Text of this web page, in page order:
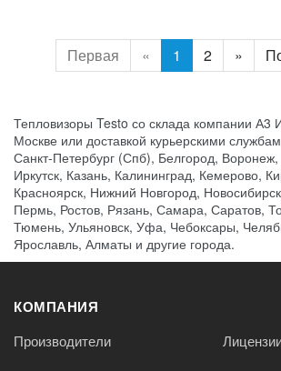
Первая « 1 2 »
Тепловизоры Testo со склада компании А3
Москве или доставкой курьерскими
Санкт-Петербург (Спб), Белгород, Воронеж,
Иркутск, Казань, Калининград, Кемерово,
Красноярск, Нижний Новгород,
Пермь, Ростов, Рязань, Самара, Саратов,
Тюмень, Ульяновск, Уфа, Чебоксары,
Ярославль, Алматы и другие города.
КОМПАНИЯ
Производители